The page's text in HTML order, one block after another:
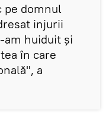
pe domnul
injurii
am huiduit şi
în care
a